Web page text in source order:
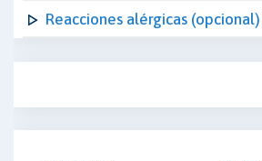
Reacciones alérgicas (opcional)